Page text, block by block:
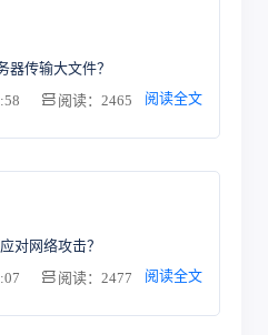
器传输大文件？
阅读：2465 阅读全文
对网络攻击？
阅读：2477 阅读全文